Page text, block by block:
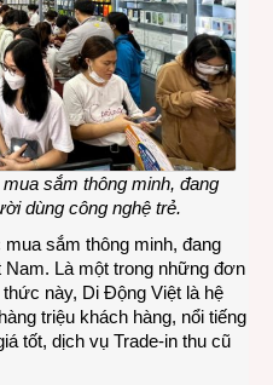
sắm thông minh, đang
dùng công nghệ trẻ.
sắm thông minh, đang
Là một trong những đơn
này, Di Động Việt là hệ
triệu khách hàng, nổi tiếng
tốt, dịch vụ Trade-in thu cũ